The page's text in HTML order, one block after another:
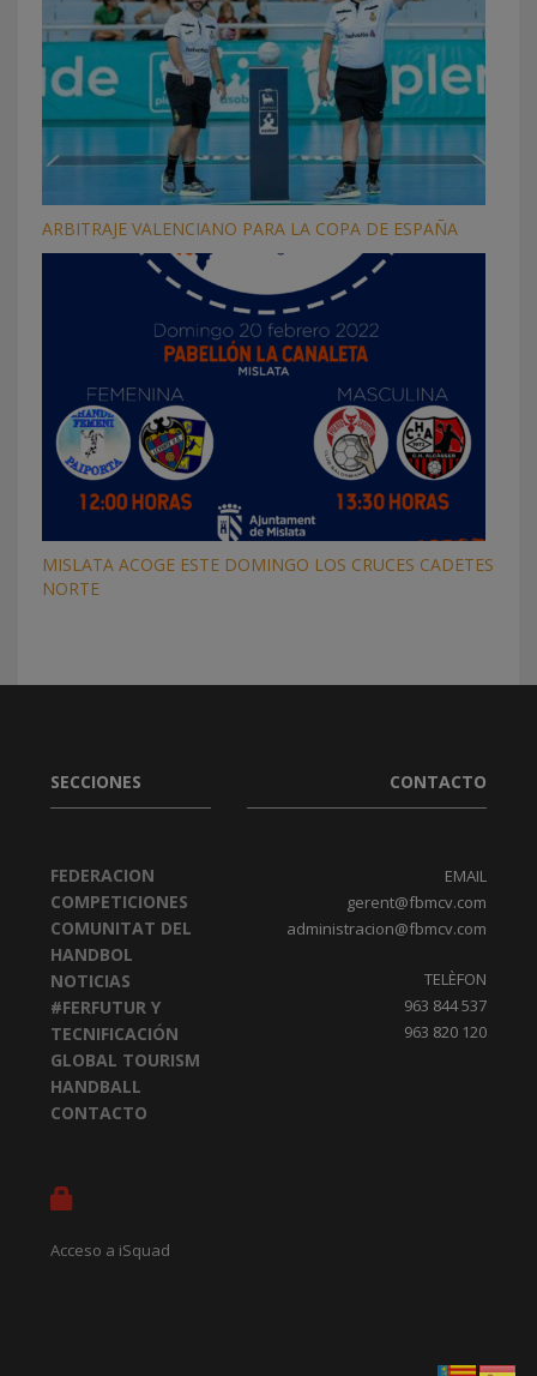
ARBITRAJE VALENCIANO PARA LA COPA DE ESPAÑA
MISLATA ACOGE ESTE DOMINGO LOS CRUCES CADETES
NORTE
SECCIONES
FEDERACION
COMPETICIONES
COMUNITAT DEL
HANDBOL
NOTICIAS
#FERFUTUR Y
TECNIFICACIÓN
GLOBAL TOURISM
HANDBALL
CONTACTO
Acceso a iSquad
CONTACTO
EMAIL
gerent@fbmcv.com
administracion@fbmcv.com
TELÈFON
963 844 537
963 820 120